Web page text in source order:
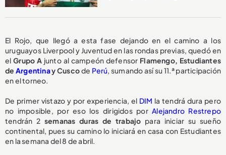
El Rojo, que llegó a esta fase dejando en el camino a los
uruguayos Liverpool y Juventud en las rondas previas, quedó en
el Grupo A junto al campeón defensor Flamengo, Estudiantes
de Argentinay Cuscode Perú, sumando así su 11.ª participación
en el torneo.
De primer vistazo y por experiencia, el DIM la tendrá dura pero
no imposible, por eso los dirigidos porAlejandro Restrepo
tendrán 2 semanas duras de trabajo para iniciar su sueño
continental, pues su camino lo iniciará en casa con Estudiantes
en la semana del 8 de abril.